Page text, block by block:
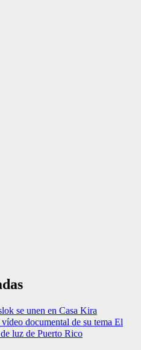
se unen en Casa Kira
documental de su tema El
luz de Puerto Rico